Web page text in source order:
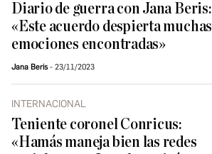
Diario de guerra con Jana Beris:
«Este acuerdo despierta muchas
emociones encontradas»
Jana Beris 23/11/2023
INTERNACIONAL
Teniente coronel Conricus:
«Hamás maneja bien las redes